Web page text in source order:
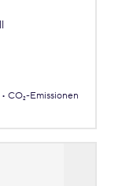
CO₂-Emissionen